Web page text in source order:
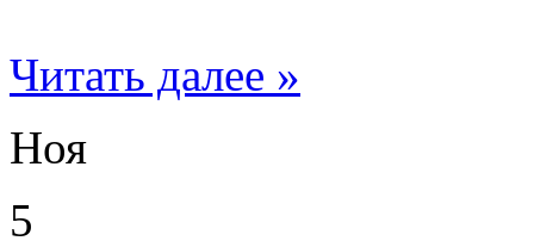
Читать далее »
Ноя
5